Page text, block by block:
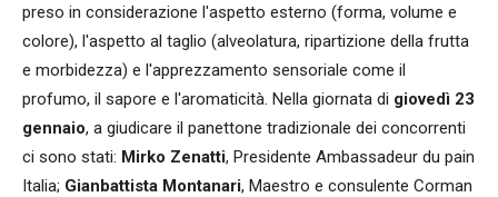
preso in considerazione l'aspetto esterno (forma, volume e
colore), l'aspetto al taglio (alveolatura, ripartizione della frutta
e morbidezza) e l'apprezzamento sensoriale come il
profumo, il sapore e l'aromaticità. Nella giornata di giovedì 23
gennaio, a giudicare il panettone tradizionale dei concorrenti
ci sono stati: Mirko Zenatti, Presidente Ambassadeur du pain
Italia; Gianbattista Montanari, Maestro e consulente Corman